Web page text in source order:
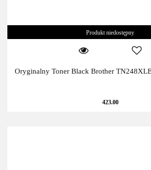
Produkt niedostępny
Oryginalny Toner Black Brother
423.00